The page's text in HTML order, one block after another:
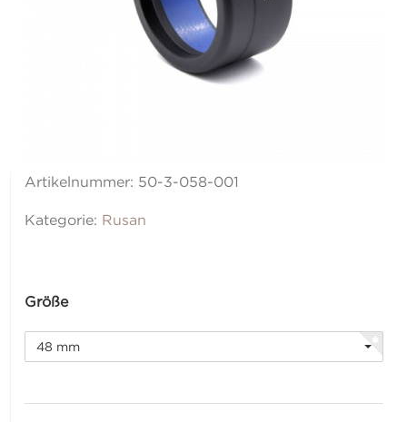
Artikelnummer: 50-3-058-001
Kategorie: Rusan
Größe
48 mm